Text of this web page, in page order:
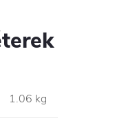
1.06 kg